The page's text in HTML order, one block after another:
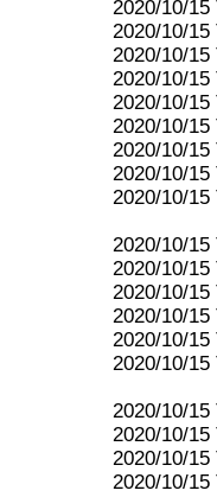
2020/10/15
2020/10/15
2020/10/15
2020/10/15
2020/10/15
2020/10/15
2020/10/15
2020/10/15
2020/10/15
2020/10/15
2020/10/15
2020/10/15
2020/10/15
2020/10/15
2020/10/15
2020/10/15
2020/10/15
2020/10/15
2020/10/15